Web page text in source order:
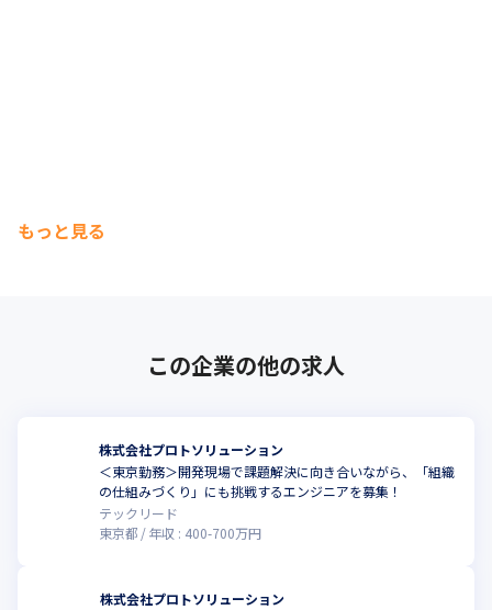
もっと見る
この企業の他の求人
株式会社プロトソリューション
＜東京勤務＞開発現場で課題解決に向き合いながら、「組織
の仕組みづくり」にも挑戦するエンジニアを募集！
テックリード
東京都
年収 : 400-700万円
株式会社プロトソリューション